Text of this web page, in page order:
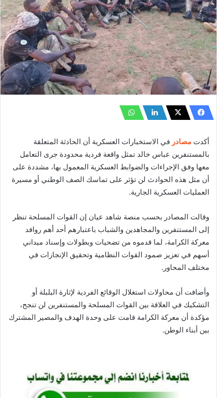
أكدت مصادر في الاستخبارات العسكرية أن الحادثة المتعلقة
بالمستنفرين عباس خالد تمثل واقعة فردية محدودة جرى التعامل
معها وفق الإجراءات والضوابط العسكرية المعمول بها، مشددة على
أن مثل هذه الحوادث لن تؤثر على تماسك الصف الوطني أو مسيرة
العمليات العسكرية الجارية.
وقالت المصادر بحسب منصة شاهد عيان إن القوات المسلحة تنظر
إلى المستنفرين والمجاهدين والشباب باعتبارهم أحد أهم روافد
معركة الكرامة، لما قدموه من تضحيات وبطولات وإسناد ميداني
أسهم في تعزيز صمود القوات النظامية وتحقيق الإنجازات في
مختلف المحاور.
وأضافت أن محاولات استغلال الوقائع الفردية لإثارة البلبلة أو
التشكيك في العلاقة بين القوات المسلحة والمستنفرين لن تنجح،
مؤكدة أن معركة الكرامة قامت على وحدة الهدف والمصير المشترك
بين أبناء الوطن.